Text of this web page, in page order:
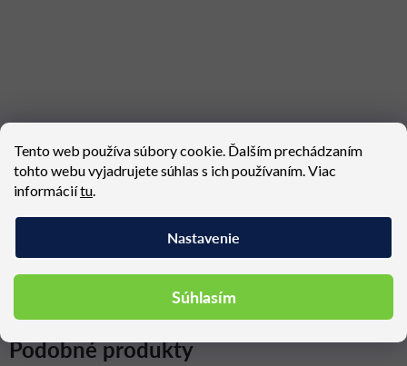
Tento web používa súbory cookie. Ďalším prechádzaním
tohto webu vyjadrujete súhlas s ich používaním. Viac
informáciítu
Nastavenie
Súhlasím
ALICE Fire-retardant
2761
Dostupné (dodacia lehota 4
týždne)
570,72 €
PLURAL P02004
Dostupné (dodacia lehota 4
1 601,46 €
Podobné produkty